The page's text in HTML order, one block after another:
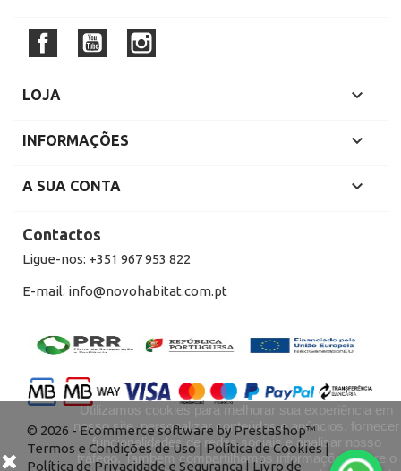
Facebook YouTube
LOJA 
INFORMAÇÕES 
A SUA CONTA 
Utilizamos cookies para melhorar sua experiência em
nosso site, personalizar conteúdos e anúncios, fornecer
funcionalidades de redes sociais e analisar nosso
tráfego. Também compartilhamos informações sobre o
Contactos
Ligue-nos: +351 967 953 822
E-mail: info@novohabitat.com.pt
© 2026 - Ecommerce software by PrestaShop™
Termos e Condições de Uso|Política de Cookies|
Política de Privacidade e Segurança| Livro de